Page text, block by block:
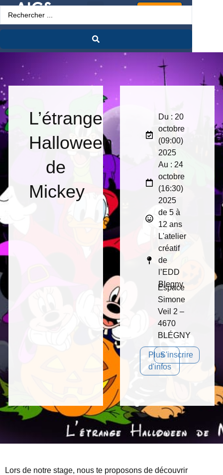
L’étrange
Halloween
de
Mickey
Du : 20
octobre
(09:00)
2025
Au : 24
octobre
(16:30)
2025
de 5 à
12 ans
L'atelier
créatif
de
l’EDD
Blegny
Espace
Simone
Veil 2 –
4670
BLÉGNY
Plus
d'infos
S'inscrire
Lors de notre stage, nous te proposons de découvrir